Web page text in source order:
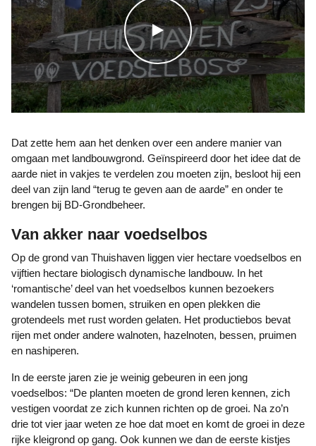
WATCH THE VIDEO
Dat zette hem aan het denken over een andere manier van
omgaan met landbouwgrond. Geïnspireerd door het idee dat de
aarde niet in vakjes te verdelen zou moeten zijn, besloot hij een
deel van zijn land “terug te geven aan de aarde” en onder te
brengen bij BD-Grondbeheer.
Van akker naar voedselbos
Op de grond van Thuishaven liggen vier hectare voedselbos en
vijftien hectare biologisch dynamische landbouw. In het
‘romantische’ deel van het voedselbos kunnen bezoekers
wandelen tussen bomen, struiken en open plekken die
grotendeels met rust worden gelaten. Het productiebos bevat
rijen met onder andere walnoten, hazelnoten, bessen, pruimen
en nashiperen.
In de eerste jaren zie je weinig gebeuren in een jong
voedselbos: “De planten moeten de grond leren kennen, zich
vestigen voordat ze zich kunnen richten op de groei. Na zo’n
drie tot vier jaar weten ze hoe dat moet en komt de groei in deze
rijke kleigrond op gang. Ook kunnen we dan de eerste kistjes